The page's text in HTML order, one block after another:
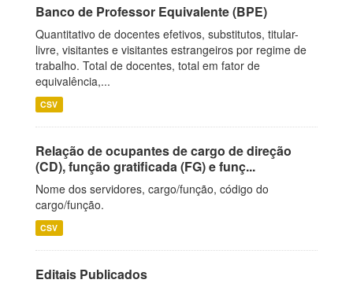
Banco de Professor Equivalente (BPE)
Quantitativo de docentes efetivos, substitutos, titular-
livre, visitantes e visitantes estrangeiros por regime de
trabalho. Total de docentes, total em fator de
equivalência,...
CSV
Relação de ocupantes de cargo de direção
(CD), função gratificada (FG) e funç...
Nome dos servidores, cargo/função, código do
cargo/função.
CSV
Editais Publicados